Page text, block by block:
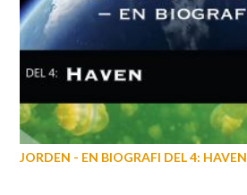
JORDEN - EN BIOGRAFI DEL 4: HAVEN